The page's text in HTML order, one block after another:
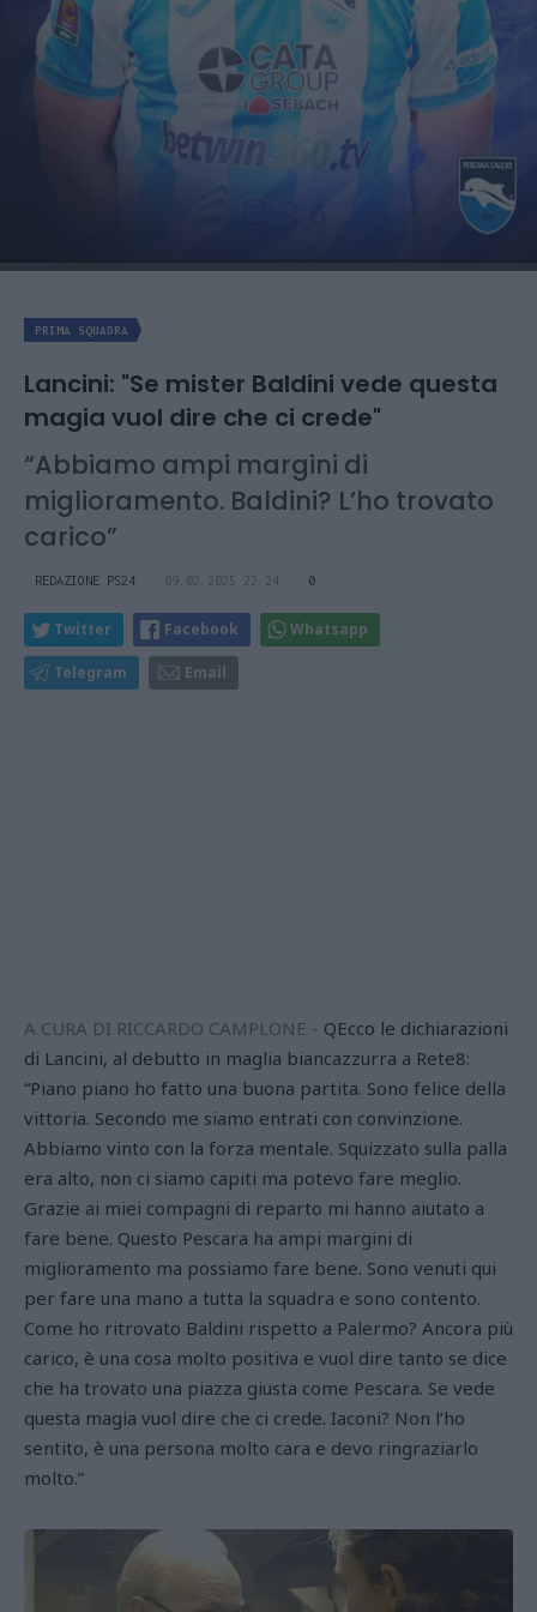
PRIMA SQUADRA
Lancini: "Se mister Baldini vede questa
magia vuol dire che ci crede"
“Abbiamo ampi margini di
miglioramento. Baldini? L’ho trovato
carico”
REDAZIONE PS24 09.02.2025 22:24 0
Twitter Facebook Whatsapp
Telegram Email
A CURA DI RICCARDO CAMPLONE - QEcco le dichiarazioni
di Lancini, al debutto in maglia biancazzurra a Rete8:
“Piano piano ho fatto una buona partita. Sono felice della
vittoria. Secondo me siamo entrati con convinzione.
Abbiamo vinto con la forza mentale. Squizzato sulla palla
era alto, non ci siamo capiti ma potevo fare meglio.
Grazie ai miei compagni di reparto mi hanno aiutato a
fare bene. Questo Pescara ha ampi margini di
miglioramento ma possiamo fare bene. Sono venuti qui
per fare una mano a tutta la squadra e sono contento.
Come ho ritrovato Baldini rispetto a Palermo? Ancora più
carico, è una cosa molto positiva e vuol dire tanto se dice
che ha trovato una piazza giusta come Pescara. Se vede
questa magia vuol dire che ci crede. Iaconi? Non l’ho
sentito, è una persona molto cara e devo ringraziarlo
molto.”